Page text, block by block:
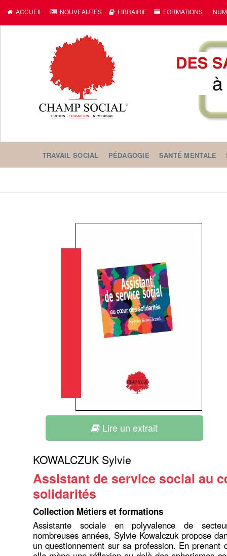
ACCUEIL NOUVEAUTÉS LIBRAIRIE FORMATIONS
TRAVAIL SOCIAL PÉDAGOGIE SANTÉ MENTALE
Lire un extrait
KOWALCZUK Sylvie
Assistant de service social au
solidarités
Collection Métiers et formations
Assistante sociale en polyvalence de
nombreuses années, Sylvie Kowalczuk propose
un questionnement sur sa profession. En prenant